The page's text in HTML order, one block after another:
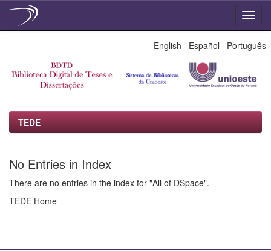
English Español Português
TEDE
No Entries in Index
There are no entries in the index for "All of DSpace".
TEDE Home